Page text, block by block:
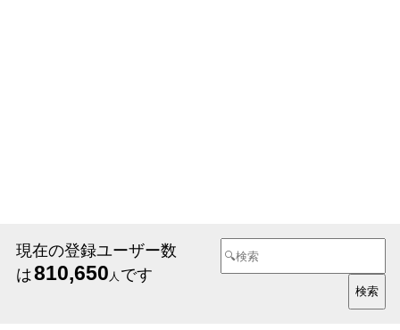
現在の登録ユーザー数
は810,650 人 です